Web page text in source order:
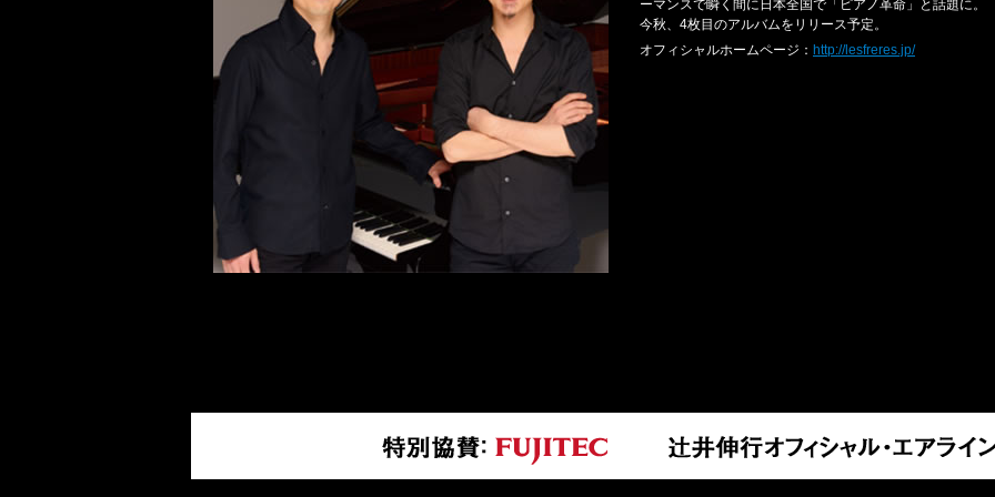
ーマンスで瞬く間に日本全国で「ピアノ革命」と話題に。
今秋、4枚目のアルバムをリリース予定。
オフィシャルホームページ： http://lesfreres.jp/